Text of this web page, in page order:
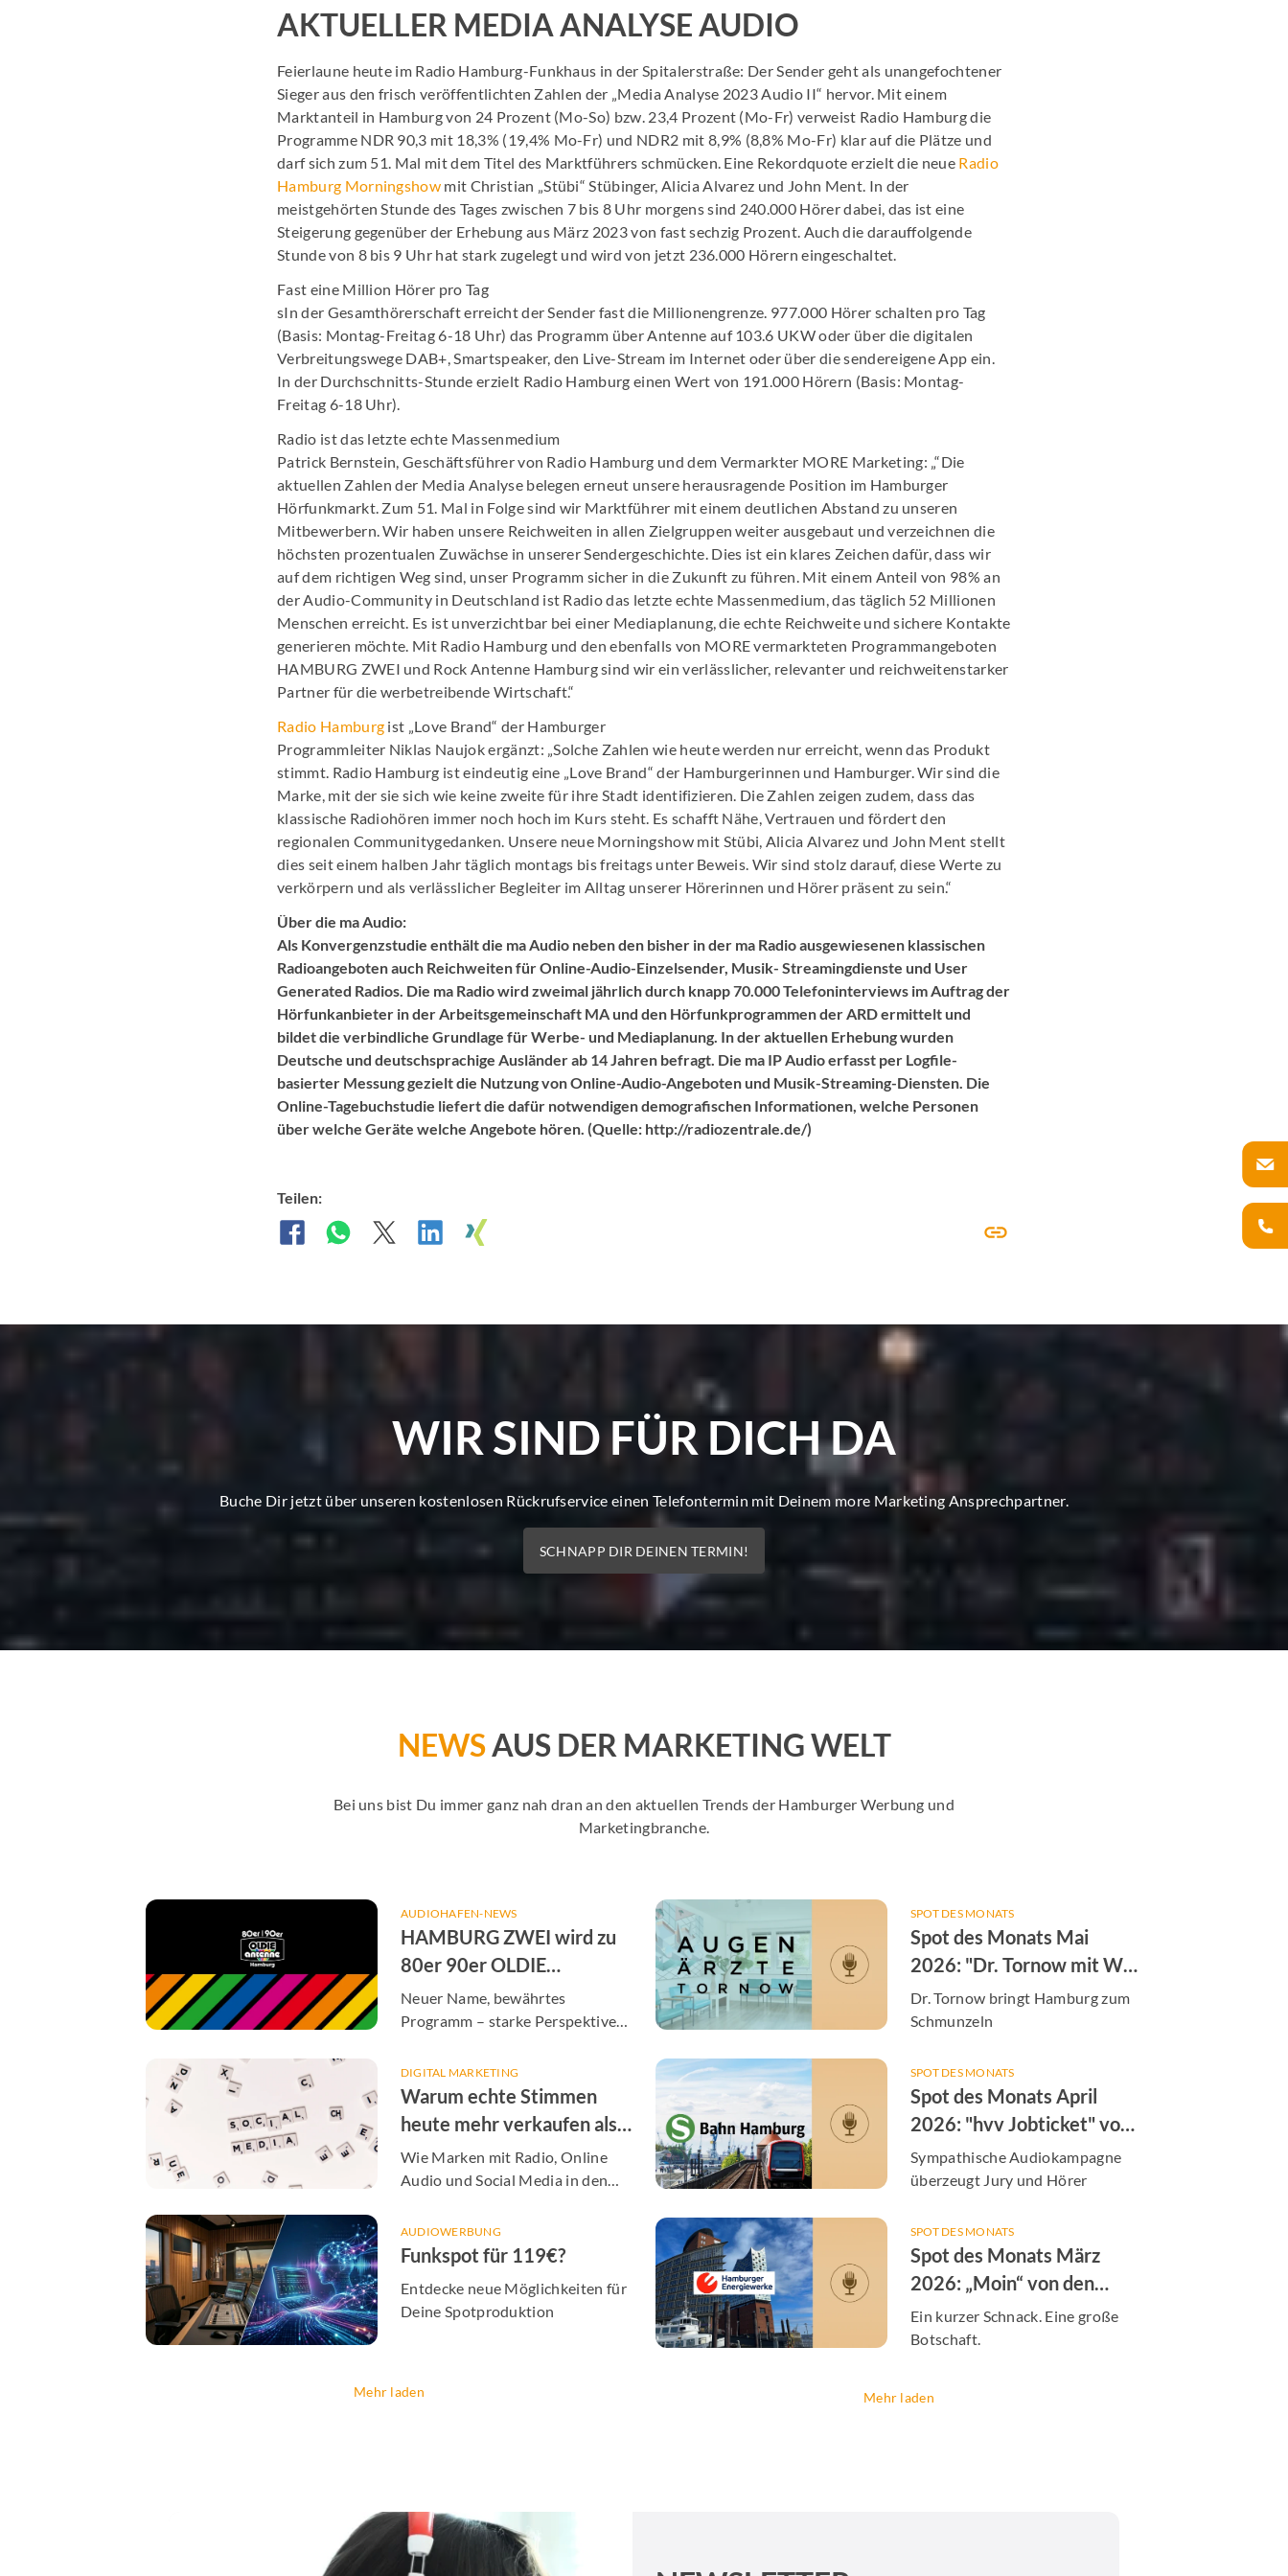
AKTUELLER MEDIA ANALYSE AUDIO
Feierlaune heute im Radio Hamburg-Funkhaus in der Spitalerstraße: Der Sender geht als unangefochtener
Sieger aus den frisch veröffentlichten Zahlen der „Media Analyse 2023 Audio II“ hervor. Mit einem
Marktanteil in Hamburg von 24 Prozent (Mo-So) bzw. 23,4 Prozent (Mo-Fr) verweist Radio Hamburg die
Programme NDR 90,3 mit 18,3% (19,4% Mo-Fr) und NDR2 mit 8,9% (8,8% Mo-Fr) klar auf die Plätze und
darf sich zum 51. Mal mit dem Titel des Marktführers schmücken. Eine Rekordquote erzielt die neue Radio
Hamburg Morningshow mit Christian „Stübi“ Stübinger, Alicia Alvarez und John Ment. In der
meistgehörten Stunde des Tages zwischen 7 bis 8 Uhr morgens sind 240.000 Hörer dabei, das ist eine
Steigerung gegenüber der Erhebung aus März 2023 von fast sechzig Prozent. Auch die darauffolgende
Stunde von 8 bis 9 Uhr hat stark zugelegt und wird von jetzt 236.000 Hörern eingeschaltet.
Fast eine Million Hörer pro Tag
sIn der Gesamthörerschaft erreicht der Sender fast die Millionengrenze. 977.000 Hörer schalten pro Tag
(Basis: Montag-Freitag 6-18 Uhr) das Programm über Antenne auf 103.6 UKW oder über die digitalen
Verbreitungswege DAB+, Smartspeaker, den Live-Stream im Internet oder über die sendereigene App ein.
In der Durchschnitts-Stunde erzielt Radio Hamburg einen Wert von 191.000 Hörern (Basis: Montag-
Freitag 6-18 Uhr).
Radio ist das letzte echte Massenmedium
Patrick Bernstein, Geschäftsführer von Radio Hamburg und dem Vermarkter MORE Marketing: „“Die
aktuellen Zahlen der Media Analyse belegen erneut unsere herausragende Position im Hamburger
Hörfunkmarkt. Zum 51. Mal in Folge sind wir Marktführer mit einem deutlichen Abstand zu unseren
Mitbewerbern. Wir haben unsere Reichweiten in allen Zielgruppen weiter ausgebaut und verzeichnen die
höchsten prozentualen Zuwächse in unserer Sendergeschichte. Dies ist ein klares Zeichen dafür, dass wir
auf dem richtigen Weg sind, unser Programm sicher in die Zukunft zu führen. Mit einem Anteil von 98% an
der Audio-Community in Deutschland ist Radio das letzte echte Massenmedium, das täglich 52 Millionen
Menschen erreicht. Es ist unverzichtbar bei einer Mediaplanung, die echte Reichweite und sichere Kontakte
generieren möchte. Mit Radio Hamburg und den ebenfalls von MORE vermarkteten Programmangeboten
HAMBURG ZWEI und Rock Antenne Hamburg sind wir ein verlässlicher, relevanter und reichweitenstarker
Partner für die werbetreibende Wirtschaft.“
Radio Hamburg ist „Love Brand“ der Hamburger
Programmleiter Niklas Naujok ergänzt: „Solche Zahlen wie heute werden nur erreicht, wenn das Produkt
stimmt. Radio Hamburg ist eindeutig eine „Love Brand“ der Hamburgerinnen und Hamburger. Wir sind die
Marke, mit der sie sich wie keine zweite für ihre Stadt identifizieren. Die Zahlen zeigen zudem, dass das
klassische Radiohören immer noch hoch im Kurs steht. Es schafft Nähe, Vertrauen und fördert den
regionalen Communitygedanken. Unsere neue Morningshow mit Stübi, Alicia Alvarez und John Ment stellt
dies seit einem halben Jahr täglich montags bis freitags unter Beweis. Wir sind stolz darauf, diese Werte zu
verkörpern und als verlässlicher Begleiter im Alltag unserer Hörerinnen und Hörer präsent zu sein.“
Über die ma Audio:
Als Konvergenzstudie enthält die ma Audio neben den bisher in der ma Radio ausgewiesenen klassischen
Radioangeboten auch Reichweiten für Online-Audio-Einzelsender, Musik- Streamingdienste und User
Generated Radios. Die ma Radio wird zweimal jährlich durch knapp 70.000 Telefoninterviews im Auftrag der
Hörfunkanbieter in der Arbeitsgemeinschaft MA und den Hörfunkprogrammen der ARD ermittelt und
bildet die verbindliche Grundlage für Werbe- und Mediaplanung. In der aktuellen Erhebung wurden
Deutsche und deutschsprachige Ausländer ab 14 Jahren befragt. Die ma IP Audio erfasst per Logfile-
basierter Messung gezielt die Nutzung von Online-Audio-Angeboten und Musik-Streaming-Diensten. Die
Online-Tagebuchstudie liefert die dafür notwendigen demografischen Informationen, welche Personen
über welche Geräte welche Angebote hören. (Quelle: http://radiozentrale.de/)
Teilen:
WIR SIND FÜR DICH DA
Buche Dir jetzt über unseren kostenlosen Rückrufservice einen Telefontermin mit Deinem more Marketing Ansprechpartner.
SCHNAPP DIR DEINEN TERMIN!
NEWSAUS DER MARKETING WELT
Bei uns bist Du immer ganz nah dran an den aktuellen Trends der Hamburger Werbung und
Marketingbranche.
AUDIOHAFEN-NEWS
HAMBURG ZWEI wird zu
80er 90er OLDIE
ANTENNE Hamburg
Neuer Name, bewährtes
Programm – starke Perspektiven
DIGITAL MARKETING
Warum echte Stimmen
heute mehr verkaufen als
jeder KI-Post
Wie Marken mit Radio, Online
Audio und Social Media in den
erfolgreicher Cases aus Hamburg
AUDIOWERBUNG
Funkspot für 119€?
Entdecke neue Möglichkeiten für
Deine Spotproduktion
Mehr laden
SPOT DES MONATS
Spot des Monats Mai
2026: "Dr. Tornow mit W"
von der Augenarztpraxis
Dres. Tornow & Tachezy
Dr. Tornow bringt Hamburg zum
Schmunzeln
SPOT DES MONATS
Spot des Monats April
2026: "hvv Jobticket" von
der S-Bahn Hamburg
Sympathische Audiokampagne
überzeugt Jury und Hörer
SPOT DES MONATS
Spot des Monats März
2026: „Moin“ von den
Hamburger Energiewerken
Ein kurzer Schnack. Eine große
Botschaft.
Mehr laden